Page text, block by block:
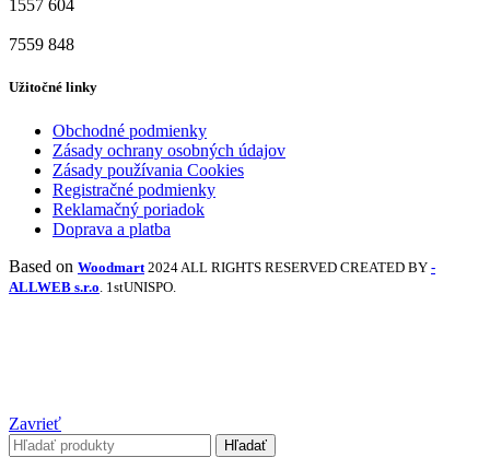
1557 604
7559 848
Užitočné linky
Obchodné podmienky
Zásady ochrany osobných údajov
Zásady používania Cookies
Registračné podmienky
Reklamačný poriadok
Doprava a platba
Based on Woodmart 2024 ALL RIGHTS RESERVED CREATED BY -
ALLWEB s.r.o . 1stUNISPO.
Zavrieť
Hľadať